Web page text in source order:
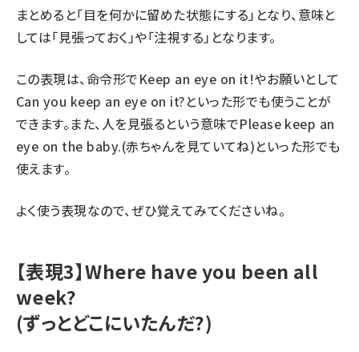
まとめると「目を何かに留めた状態にする」となり、意味と
しては「見張っておく」や「注視する」となります。
この表現は、命令形でKeep an eye on it!やお願いとして
Can you keep an eye on it?といった形でも使うことが
できます。また、人を見張るという意味でPlease keep an
eye on the baby.(赤ちゃんを見ていてね)といった形でも
使えます。
よく使う表現なので、ぜひ覚えてみてくださいね。
【表現3】Where have you been all
week?
(ずっとどこにいたんだ?)